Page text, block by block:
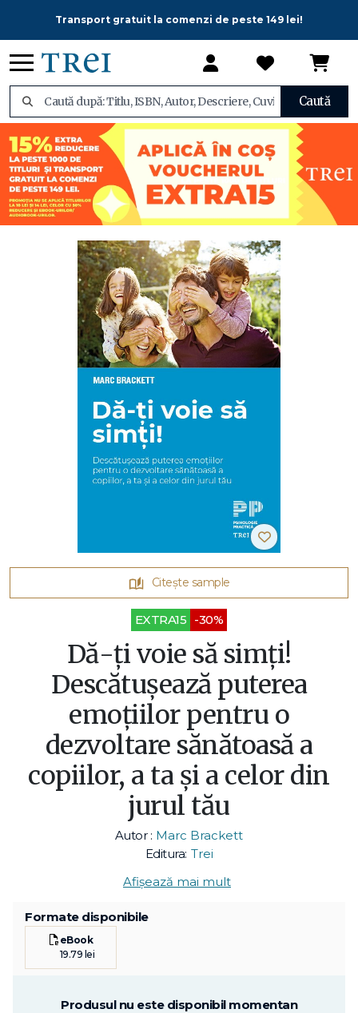
Transport gratuit la comenzi de peste 149 lei!
Caută
Citește sample
EXTRA15 -30%
Dă-ți voie să simți!
Descătușează puterea
emoțiilor pentru o
dezvoltare sănătoasă a
copiilor, a ta și a celor din
jurul tău
Autor : Marc Brackett
Editura: Trei
Afișează mai mult
Formate disponibile
eBook
19.79 lei
Produsul nu este disponibil momentan